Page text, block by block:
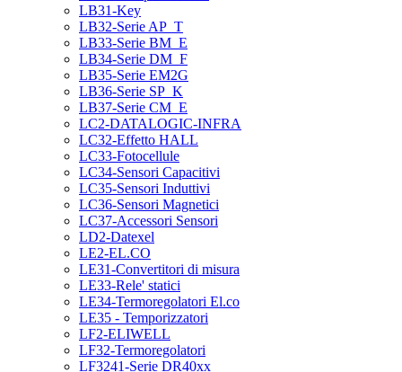
LB31-Key
LB32-Serie AP_T
LB33-Serie BM_E
LB34-Serie DM_F
LB35-Serie EM2G
LB36-Serie SP_K
LB37-Serie CM_E
LC2-DATALOGIC-INFRA
LC32-Effetto HALL
LC33-Fotocellule
LC34-Sensori Capacitivi
LC35-Sensori Induttivi
LC36-Sensori Magnetici
LC37-Accessori Sensori
LD2-Datexel
LE2-EL.CO
LE31-Convertitori di misura
LE33-Rele' statici
LE34-Termoregolatori El.co
LE35 - Temporizzatori
LF2-ELIWELL
LF32-Termoregolatori
LF3241-Serie DR40xx